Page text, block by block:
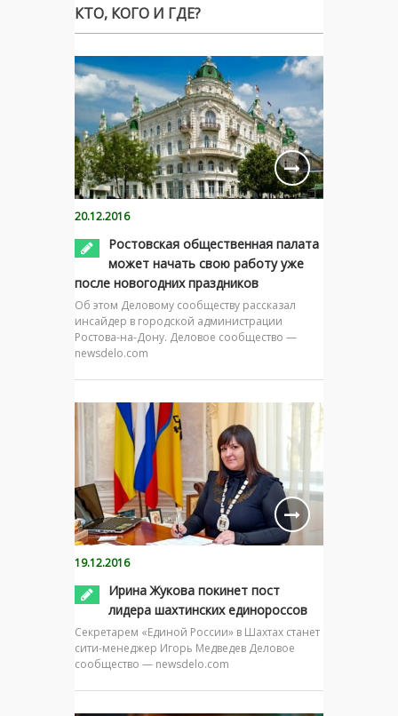
КТО, КОГО И ГДЕ?
20.12.2016
Ростовская общественная палата
может начать свою работу уже
после новогодних праздников
Об этом Деловому сообществу рассказал
инсайдер в городской администрации
Ростова-на-Дону. Деловое сообщество —
newsdelo.com
19.12.2016
Ирина Жукова покинет пост
лидера шахтинских единороссов
Секретарем «Единой России» в Шахтах станет
сити-менеджер Игорь Медведев Деловое
сообщество — newsdelo.com